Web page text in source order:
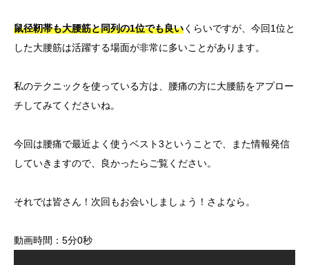
鼠径靭帯も大腰筋と同列の1位でも良いくらいですが、今回1位と
した大腰筋は活躍する場面が非常に多いことがあります。
私のテクニックを使っている方は、腰痛の方に大腰筋をアプロー
チしてみてくださいね。
今回は腰痛で最近よく使うベスト3ということで、また情報発信
していきますので、良かったらご覧ください。
それでは皆さん！次回もお会いしましょう！さよなら。
動画時間：5分0秒